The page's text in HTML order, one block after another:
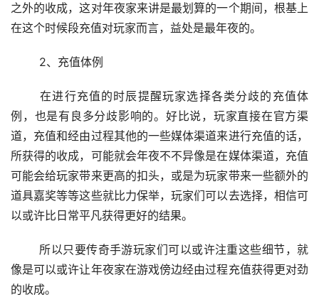
之外的收成，这对年夜家来讲是最划算的一个期间，根基上
在这个时候段充值对玩家而言，益处是最年夜的。
	2、充值体例
	在进行充值的时辰提醒玩家选择各类分歧的充值体
例，也是有良多分歧影响的。好比说，玩家直接在官方渠
道，充值和经由过程其他的一些媒体渠道来进行充值的话，
所获得的收成，可能就会年夜不不异像是在媒体渠道，充值
可能会给玩家带来更高的扣头，或是为玩家带来一些额外的
道具嘉奖等等这些就比力保举，玩家们可以去选择，相信可
以或许比日常平凡获得更好的结果。
像是可以或许让年夜家在游戏傍边经由过程充值获得更对劲
的收成。